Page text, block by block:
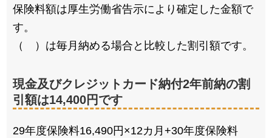
保険料額は厚生労働省告示により確定した金額で
す。
（ ）は毎月納める場合と比較した割引額です。
現金及びクレジットカード納付2年前納の割
引額は14,400円です
29年度保険料16,490円×12カ月+30年度保険料